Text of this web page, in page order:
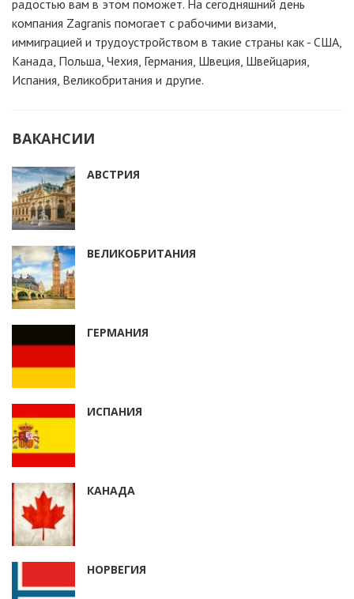
радостью вам в этом поможет. На сегодняшний день
компания Zagranis помогает с рабочими визами,
иммиграцией и трудоустройством в такие страны как - США,
Канада, Польша, Чехия, Германия, Швеция, Швейцария,
Испания, Великобритания и другие.
ВАКАНСИИ
АВСТРИЯ
ВЕЛИКОБРИТАНИЯ
ГЕРМАНИЯ
ИСПАНИЯ
КАНАДА
НОРВЕГИЯ